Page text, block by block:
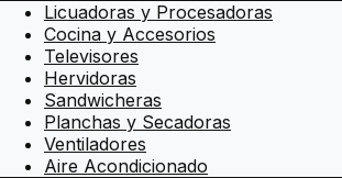
Licuadoras y Procesadoras
Cocina y Accesorios
Televisores
Hervidoras
Sandwicheras
Planchas y Secadoras
Ventiladores
Aire Acondicionado